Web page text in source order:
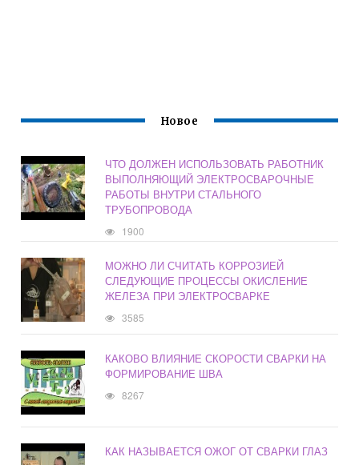
Новое
ЧТО ДОЛЖЕН ИСПОЛЬЗОВАТЬ РАБОТНИК
ВЫПОЛНЯЮЩИЙ ЭЛЕКТРОСВАРОЧНЫЕ
РАБОТЫ ВНУТРИ СТАЛЬНОГО
ТРУБОПРОВОДА
1900
МОЖНО ЛИ СЧИТАТЬ КОРРОЗИЕЙ
СЛЕДУЮЩИЕ ПРОЦЕССЫ ОКИСЛЕНИЕ
ЖЕЛЕЗА ПРИ ЭЛЕКТРОСВАРКЕ
3585
КАКОВО ВЛИЯНИЕ СКОРОСТИ СВАРКИ НА
ФОРМИРОВАНИЕ ШВА
8267
КАК НАЗЫВАЕТСЯ ОЖОГ ОТ СВАРКИ ГЛАЗ